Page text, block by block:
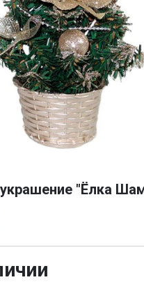
"Ёлка